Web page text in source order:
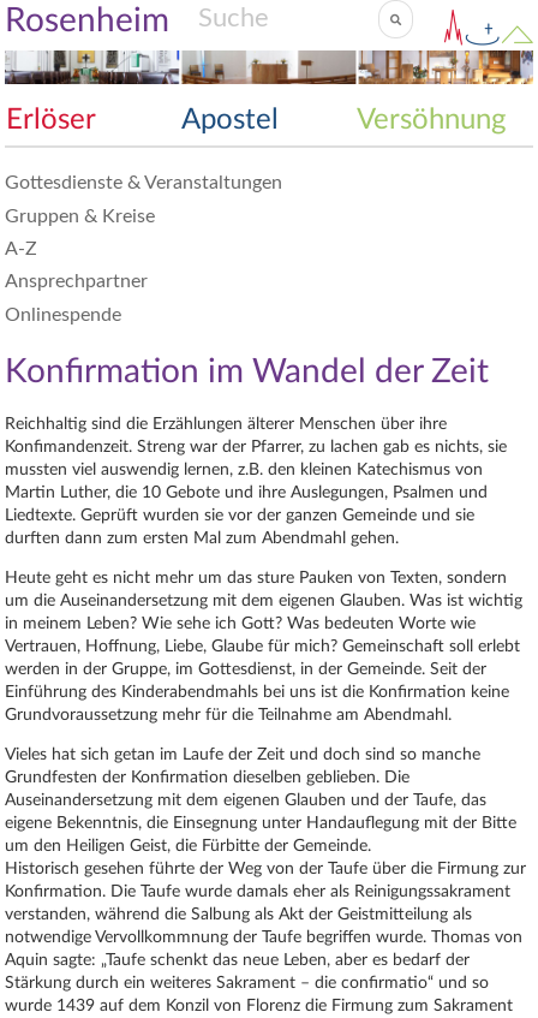
Rosenheim
Erlöser Apostel Versöhnung
Gottesdienste & Veranstaltungen
Gruppen & Kreise
A-Z
Ansprechpartner
Onlinespende
Konfirmation im Wandel der Zeit
Reichhaltig sind die Erzählungen älterer Menschen über ihre
Konfimandenzeit. Streng war der Pfarrer, zu lachen gab es nichts, sie
mussten viel auswendig lernen, z.B. den kleinen Katechismus von
Martin Luther, die 10 Gebote und ihre Auslegungen, Psalmen und
Liedtexte. Geprüft wurden sie vor der ganzen Gemeinde und sie
durften dann zum ersten Mal zum Abendmahl gehen.
Heute geht es nicht mehr um das sture Pauken von Texten, sondern
um die Auseinandersetzung mit dem eigenen Glauben. Was ist wichtig
in meinem Leben? Wie sehe ich Gott? Was bedeuten Worte wie
Vertrauen, Hoffnung, Liebe, Glaube für mich? Gemeinschaft soll erlebt
werden in der Gruppe, im Gottesdienst, in der Gemeinde. Seit der
Einführung des Kinderabendmahls bei uns ist die Konfirmation keine
Grundvoraussetzung mehr für die Teilnahme am Abendmahl.
Vieles hat sich getan im Laufe der Zeit und doch sind so manche
Grundfesten der Konfirmation dieselben geblieben. Die
Auseinandersetzung mit dem eigenen Glauben und der Taufe, das
eigene Bekenntnis, die Einsegnung unter Handauflegung mit der Bitte
um den Heiligen Geist, die Fürbitte der Gemeinde.
Historisch gesehen führte der Weg von der Taufe über die Firmung zur
Konfirmation. Die Taufe wurde damals eher als Reinigungssakrament
verstanden, während die Salbung als Akt der Geistmitteilung als
notwendige Vervollkommnung der Taufe begriffen wurde. Thomas von
Aquin sagte: „Taufe schenkt das neue Leben, aber es bedarf der
Stärkung durch ein weiteres Sakrament – die confirmatio“ und so
wurde 1439 auf dem Konzil von Florenz die Firmung zum Sakrament